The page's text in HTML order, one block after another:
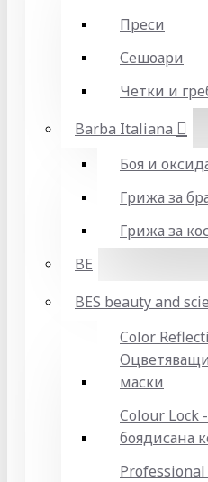
Преси
Сешоари
Четки и
Barba Italiana
Боя и
Грижа за
Грижа за
BE
BES beauty and
Color
маски
Colour Lock
боядисана